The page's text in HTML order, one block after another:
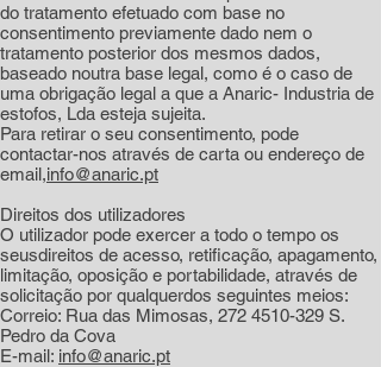
do tratamento efetuado com base no
consentimento previamente dado nem o
tratamento posterior dos mesmos dados,
baseado noutra base legal, como é o caso de
uma obrigação legal a que a Anaric- Industria de
estofos, Lda esteja sujeita.
Para retirar o seu consentimento, pode
contactar-nos através de carta ou endereço de
email,info@anaric.pt
Direitos dos utilizadores
O utilizador pode exercer a todo o tempo os
seusdireitos de acesso, retificação, apagamento,
limitação, oposição e portabilidade, através de
solicitação por qualquerdos seguintes meios:
Correio: Rua das Mimosas, 272 4510-329 S.
Pedro da Cova
E-mail: info@anaric.pt